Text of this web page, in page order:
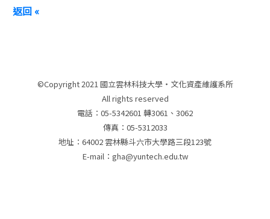
返回 «
©Copyright 2021 國立雲林科技大學‧文化資產維護系所
All rights reserved
電話：05-5342601 轉3061、3062
傳真：05-5312033
地址：64002 雲林縣斗六市大學路三段123號
E-mail：gha@yuntech.edu.tw